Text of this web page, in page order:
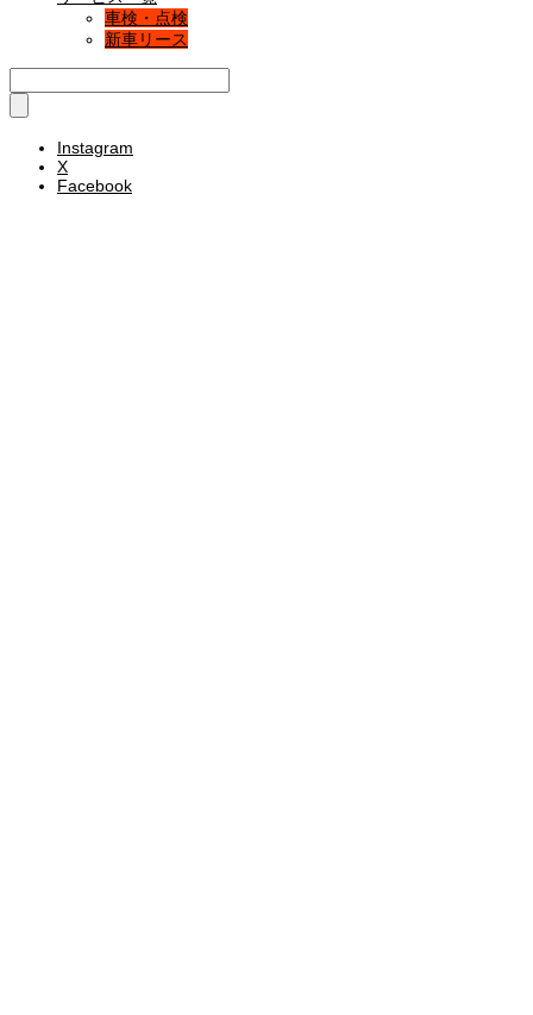
車検・点検
新車リース
Instagram
X
Facebook